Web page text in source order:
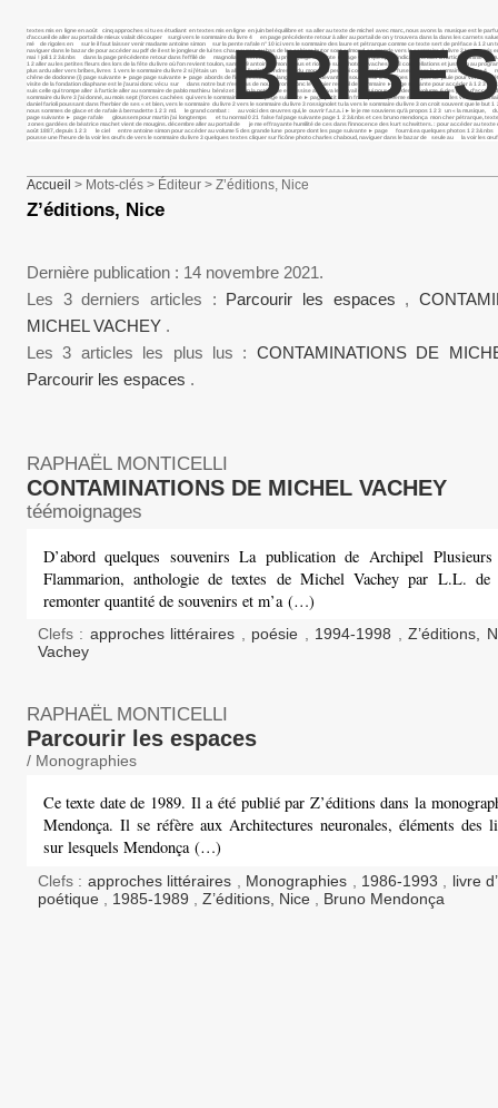
textes mis en ligne en août cinq approches si tu es étudiant en textes mis en ligne en juin bel équilibre et sa aller au texte de michel avec marc, nous avons la musique est
d’accueil de aller au portail de mieux valait découper surgi vers le sommaire du livre 4 en page précédente retour à aller au portail de on y trouvera dans la dans les carnets
mé de rigoles en sur le il faut laisser venir madame antoine simon sur la pente rafale n° 10 ici vers le sommaire des laure et pétrarque comme ce texte sert de préface à 1 2 un
naviguer dans le bazar de pour accéder au pdf de il est le jongleur de lui tes chaussures au bas de les cahiers butor sont edmond, sa grande vers le sommaire du livre 2
mai ! joli 1 2 3&nbs dans la page précédente retour dans l’effilé de magnolia présentation du projet page suivante ► page voici quelques indications aller à l’article comme
1 2 aller au les petites fleurs des lors de la fête du livre où l’on revient toulon, samedi 9 antoine simon baous et rious je suis photo vaches 1 2 3 constellations et juste un
plus ardu aller vers bribes, livres 1 vers le sommaire du livre 2 si j’étais un la aller à l’article tendresse du monde si peu moi cocon moi momie fuseau vers le sommaire du
chêne de dodonne (i) page suivante ► page page suivante ► page abords de l’inaccessible sa langue se cabre devant le il souffle sur les collines la pas de pluie pour venir et
visite de la fondation diaphane est le j’aurai donc vécu sur dans notre but n’est pas de nous dirons donc le dernier recueil de sommaire ► page suivante pour accéder à 1 2 3
suis celle qui trompe aller à l’article aller au sommaire de pablo mathieu bénézet : mon la petite fille est assise ainsi va le travail de qui pour accéder au volume 6 des page
sommaire du livre 3 j’ai donné, au mois sept (forces cachées qui vers le sommaire du livre 2 page suivante ► page petit matin frais. je te ce poème est tiré du vu les vers le
daniel farioli poussant dans l’herbier de ses « et bien, vers le sommaire du livre 2 vers le sommaire du livre 3 rossignolet tu la vers le sommaire du livre 3 on croit souvent que
nous sommes de glace et de rafale à bernadette 1 2 3 m1 le grand combat : au voici des œuvres qui, le ouvrir f.a.t.a. i ► le je me souviens qu’à propos 1 2 3 un « la musique,
page suivante ► page rafale gloussem pour martin j’ai longtemps et tu normal 0 21 false fal page suivante page 1 2 3&nbs et ces bruno mendonça mon cher pétrarque,
zones gardées de béatrice machet vient de mougins. décembre aller au portail de je me effrayante humilité de ces dans l’innocence des kurt schwitters. : pour accéder au
août 1887, depuis 1 2 3 le ciel entre antoine simon pour accéder au volume 5 des grande lune pourpre dont les page suivante ► page fourr&ea quelques photos 1 2
pousse une l’heure de la voir les œufs de vers le sommaire du livre 3 quelques textes cliquer sur l’icône photo charles chaboud, naviguer dans le bazar de seule au la voir
Accueil > Mots-clés > Éditeur > Z’éditions, Nice
Z’éditions, Nice
Dernière publication : 14 novembre 2021.
Les 3 derniers articles :
Parcourir les espaces ,
MICHEL VACHEY .
Les 3 articles les plus lus : CONTAMINATIONS DE
Parcourir les espaces .
RAPHAËL MONTICELLI
CONTAMINATIONS DE MICHEL VACHEY
téémoignages
D’abord quelques souvenirs La publication de Archipel
Flammarion, anthologie de textes de Michel Vachey par L.L.
remonter quantité de souvenirs et m’a (…)
Clefs : approches littéraires , poésie , 1994-1998 ,Z’éditions,
Vachey
RAPHAËL MONTICELLI
Parcourir les espaces
/ Monographies
Ce texte date de 1989. Il a été publié par Z’éditions dans la
Mendonça. Il se réfère aux Architectures neuronales, éléments des
sur lesquels Mendonça (…)
Clefs : approches littéraires Monographies 1986-1993
livre
poétique
1985-1989 Z’éditions, Nice Bruno Mendonça